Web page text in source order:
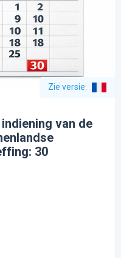
Zie versie:
van de
30